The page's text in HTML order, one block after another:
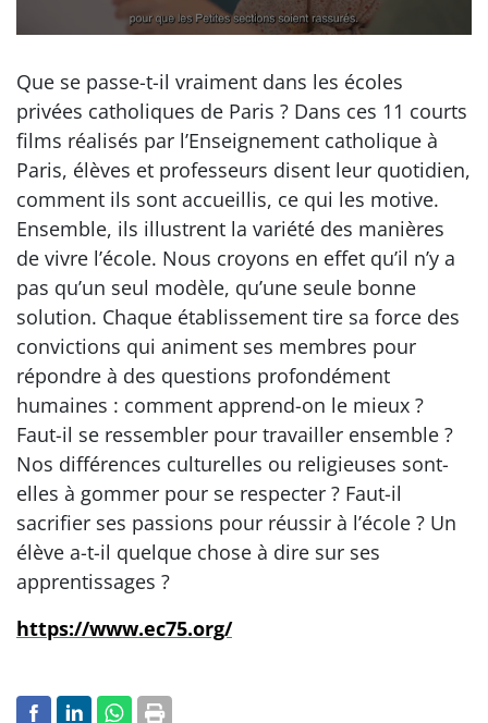
Que se passe-t-il vraiment dans les écoles
privées catholiques de Paris ? Dans ces 11 courts
films réalisés par l’Enseignement catholique à
Paris, élèves et professeurs disent leur quotidien,
comment ils sont accueillis, ce qui les motive.
Ensemble, ils illustrent la variété des manières
de vivre l’école. Nous croyons en effet qu’il n’y a
pas qu’un seul modèle, qu’une seule bonne
solution. Chaque établissement tire sa force des
convictions qui animent ses membres pour
répondre à des questions profondément
humaines : comment apprend-on le mieux ?
Faut-il se ressembler pour travailler ensemble ?
Nos différences culturelles ou religieuses sont-
elles à gommer pour se respecter ? Faut-il
sacrifier ses passions pour réussir à l’école ? Un
élève a-t-il quelque chose à dire sur ses
apprentissages ?
https://www.ec75.org/